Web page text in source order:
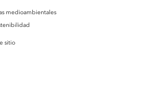
medioambientales
sitio